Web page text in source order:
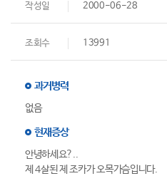
작성일 2000-06-28
조회수 13991
과거병력
없음
현재증상
안녕하세요?..
제 4살된 제 조카가 오목가슴입니다.